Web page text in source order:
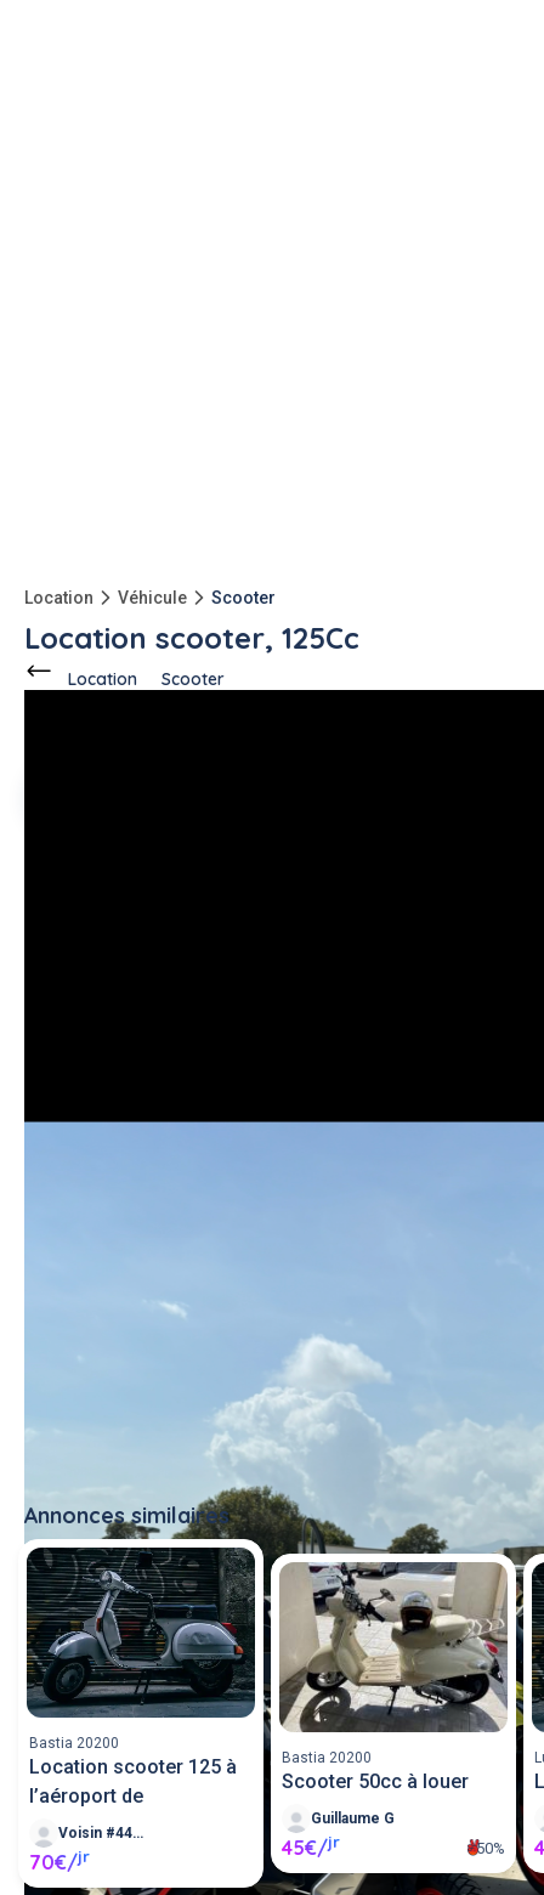
Location Véhicule Scooter
Location scooter, 125Cc
Location Scooter
Annonces similaires Tout voir
Bastia 20200
Location scooter 125 à
l’aéroport de
Voisin #441447
70€/jr
Bastia 20200
Scooter 50cc à louer
Guillaume G
45€/jr 50%